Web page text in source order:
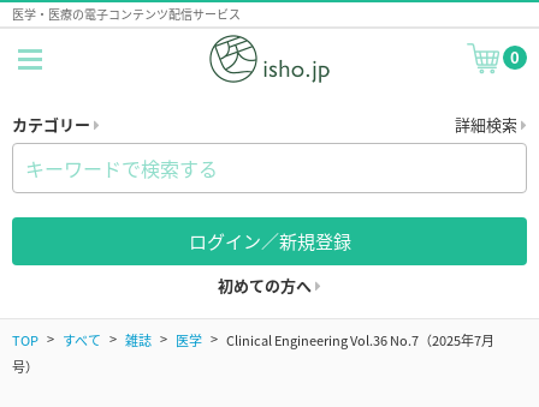
医学・医療の電子コンテンツ配信サービス
0
カテゴリー 詳細検索
ログイン／新規登録
初めての方へ
TOP すべて 雑誌 医学
Clinical Engineering Vol.36 No.7（2025年7月
号）